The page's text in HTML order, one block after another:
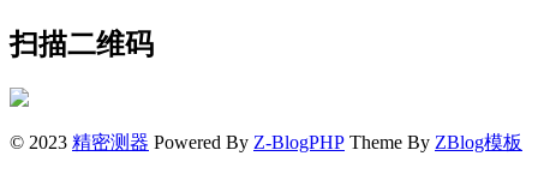
扫描二维码
© 2023 精密测器 Powered By Z-BlogPHP Theme By ZBlog模板